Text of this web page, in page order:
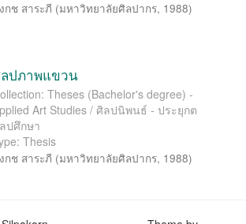
กช สาระภี (มหาวิทยาลัยศิลปากร, 1988)
ปภาพแขวน
Theses (Bachelor's degree) -
Art Studies / ศิลปนิพนธ์ - ประยุกต
ปศึกษา
Thesis
กช สาระภี (มหาวิทยาลัยศิลปากร, 1988)